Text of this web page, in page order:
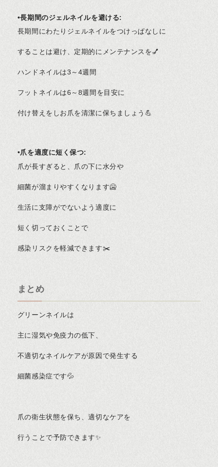
•長期間のジェルネイルを避ける:
長期間にわたりジェルネイルをつけっぱなしに
することは避け、定期的にメンテナンスを💅
ハンドネイルは3～4週間
フットネイルは6～8週間を目安に
付け替えをしお爪を清潔に保ちましょう💪
•爪を適度に短く保つ:
爪が長すぎると、爪の下に水分や
細菌が溜まりやすくなります🥶
生活に支障がでないよう適度に
短く切っておくことで
感染リスクを軽減できます✂️
まとめ
グリーンネイルは
主に湿気や免疫力の低下、
不適切なネイルケアが原因で発生する
細菌感染症です💦
爪の衛生状態を保ち、適切なケアを
行うことで予防できます✨